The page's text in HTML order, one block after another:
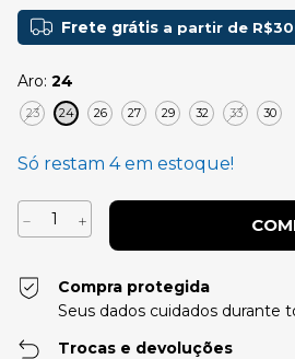
Frete grátis a partir de
Aro: 24
23 24 26 27 29 32 33 30
Só restam 4em estoque!
Compra protegida
Seus dados cuidados durante
Trocas e devoluções